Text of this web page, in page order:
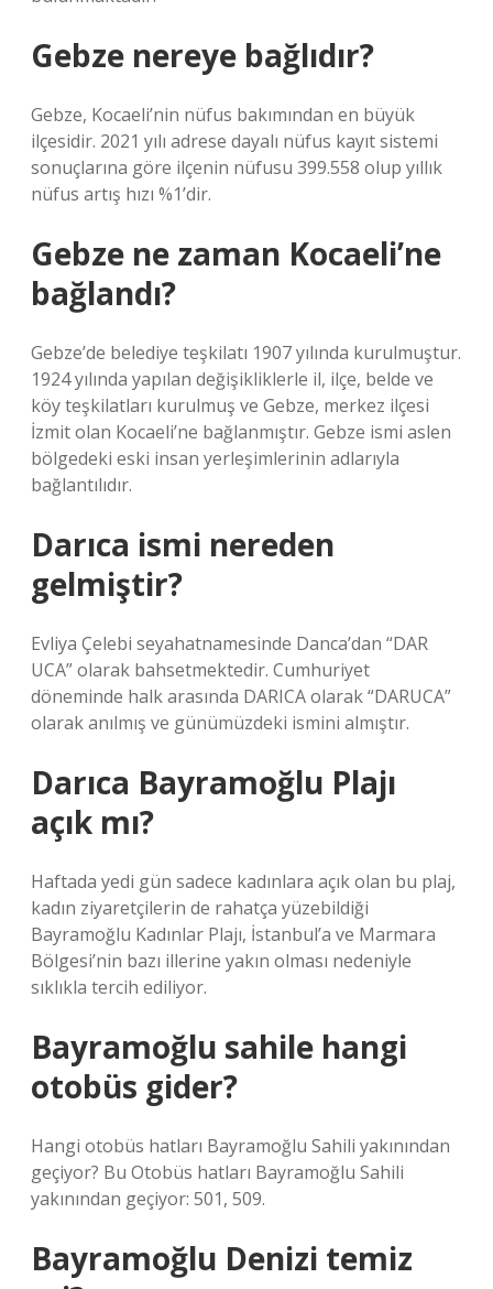
Gebze nereye bağlıdır?
Gebze, Kocaeli’nin nüfus bakımından en büyük
ilçesidir. 2021 yılı adrese dayalı nüfus kayıt sistemi
sonuçlarına göre ilçenin nüfusu 399.558 olup yıllık
nüfus artış hızı %1’dir.
Gebze ne zaman Kocaeli’ne
bağlandı?
Gebze’de belediye teşkilatı 1907 yılında kurulmuştur.
1924 yılında yapılan değişikliklerle il, ilçe, belde ve
köy teşkilatları kurulmuş ve Gebze, merkez ilçesi
İzmit olan Kocaeli’ne bağlanmıştır. Gebze ismi aslen
bölgedeki eski insan yerleşimlerinin adlarıyla
bağlantılıdır.
Darıca ismi nereden
gelmiştir?
Evliya Çelebi seyahatnamesinde Danca’dan “DAR
UCA” olarak bahsetmektedir. Cumhuriyet
döneminde halk arasında DARICA olarak “DARUCA”
olarak anılmış ve günümüzdeki ismini almıştır.
Darıca Bayramoğlu Plajı
açık mı?
Haftada yedi gün sadece kadınlara açık olan bu plaj,
kadın ziyaretçilerin de rahatça yüzebildiği
Bayramoğlu Kadınlar Plajı, İstanbul’a ve Marmara
Bölgesi’nin bazı illerine yakın olması nedeniyle
sıklıkla tercih ediliyor.
Bayramoğlu sahile hangi
otobüs gider?
Hangi otobüs hatları Bayramoğlu Sahili yakınından
geçiyor? Bu Otobüs hatları Bayramoğlu Sahili
yakınından geçiyor: 501, 509.
Bayramoğlu Denizi temiz